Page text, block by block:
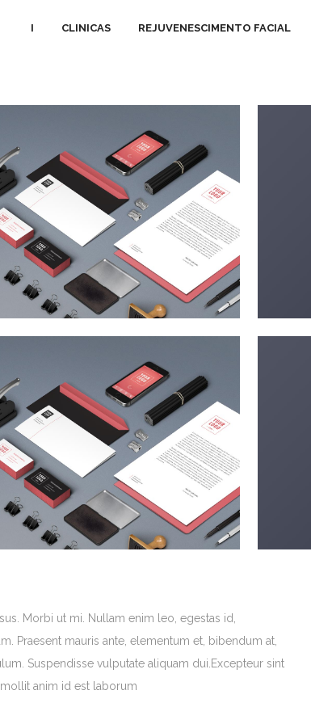
I CLINICAS REJUVENESCIMENTO FACIAL
Morbi ut mi. Nullam enim leo, egestas id,
Praesent mauris ante, elementum et, bibendum at,
Suspendisse vulputate aliquam dui.Excepteur sint
anim id est laborum